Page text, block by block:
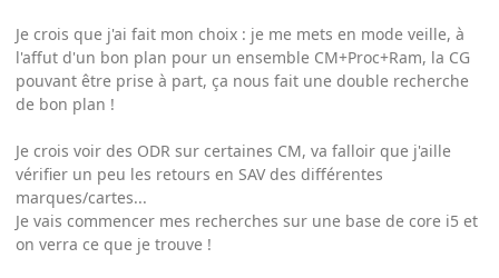
Je crois que j'ai fait mon choix : je me mets en mode veille, à
l'affut d'un bon plan pour un ensemble CM+Proc+Ram, la CG
pouvant être prise à part, ça nous fait une double recherche
de bon plan !
Je crois voir des ODR sur certaines CM, va falloir que j'aille
vérifier un peu les retours en SAV des différentes
marques/cartes...
Je vais commencer mes recherches sur une base de core i5 et
on verra ce que je trouve !